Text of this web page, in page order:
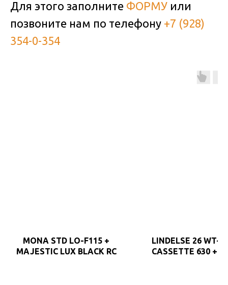
Для этого заполните ФОРМУ или
позвоните нам по телефону +7 (928)
354-0-354
MONA STD LO-F115 +
MAJESTIC LUX BLACK RC
LINDELSE 26 WT-
CASSETTE 630 +